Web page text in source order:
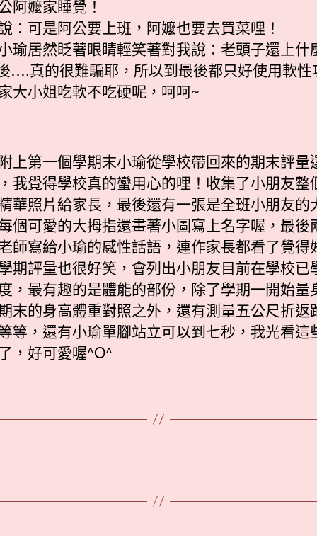
阿嬤家睡覺！
：可是阿公要上班，阿嬤也要去買菜哩！
瑜居然眨著眼睛輕笑著對我說：老頭子還上什
….真的很難騙耶，所以到最後都只好使用軟性
大小姐吃軟不吃硬呢，呵呵~
上第一個學期末小瑜從學校帶回來的期末評量
我覺得學校真的蠻用心的哩！收集了小朋友整
華照片給家長，最後還有一張是全班小朋友的
個可愛的大拇指還畫著小圖寫上名字喔，最後
師寫給小瑜的感性話語，連作家長都看了覺得
期評量也很好笑，會列出小朋友目前在學校已
，最有趣的是體能的部份，除了學期一開始量
末的身高體重對照之外，還有測量五公尺折返
等，還有小瑜單腳站立可以到七秒，我光看這
，好可愛喔^O^